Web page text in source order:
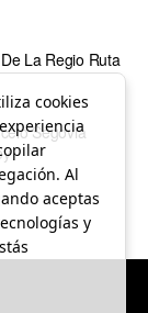
La Regio Ruta
Segovia
cookies
Al
aceptas
y